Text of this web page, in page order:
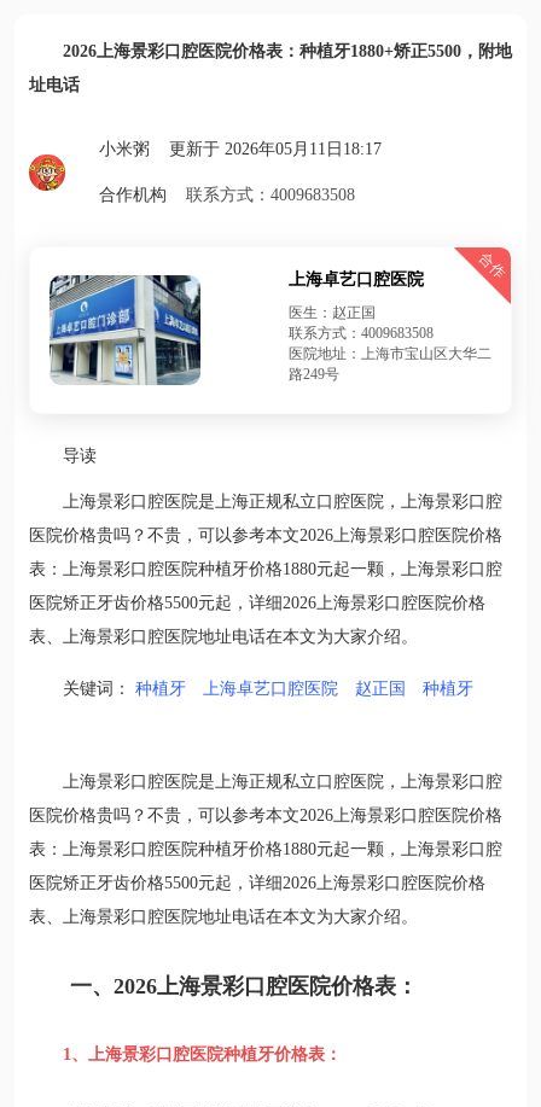
2026上海景彩口腔医院价格表：种植牙1880+矫正5500，附地
址电话
小米粥 更新于 2026年05月11日18:17
合作机构 联系方式：4009683508
合作
上海卓艺口腔医院
医生：赵正国
联系方式：4009683508
医院地址：上海市宝山区大华二
路249号
导读
上海景彩口腔医院是上海正规私立口腔医院，上海景彩口腔
医院价格贵吗？不贵，可以参考本文2026上海景彩口腔医院价格
表：上海景彩口腔医院种植牙价格1880元起一颗，上海景彩口腔
医院矫正牙齿价格5500元起，详细2026上海景彩口腔医院价格
表、上海景彩口腔医院地址电话在本文为大家介绍。
关键词： 种植牙 上海卓艺口腔医院 赵正国 种植牙
上海景彩口腔医院是上海正规私立口腔医院，上海景彩口腔
医院价格贵吗？不贵，可以参考本文2026上海景彩口腔医院价格
表：上海景彩口腔医院种植牙价格1880元起一颗，上海景彩口腔
医院矫正牙齿价格5500元起，详细2026上海景彩口腔医院价格
表、上海景彩口腔医院地址电话在本文为大家介绍。
一、2026上海景彩口腔医院价格表：
1、上海景彩口腔医院种植牙价格表：